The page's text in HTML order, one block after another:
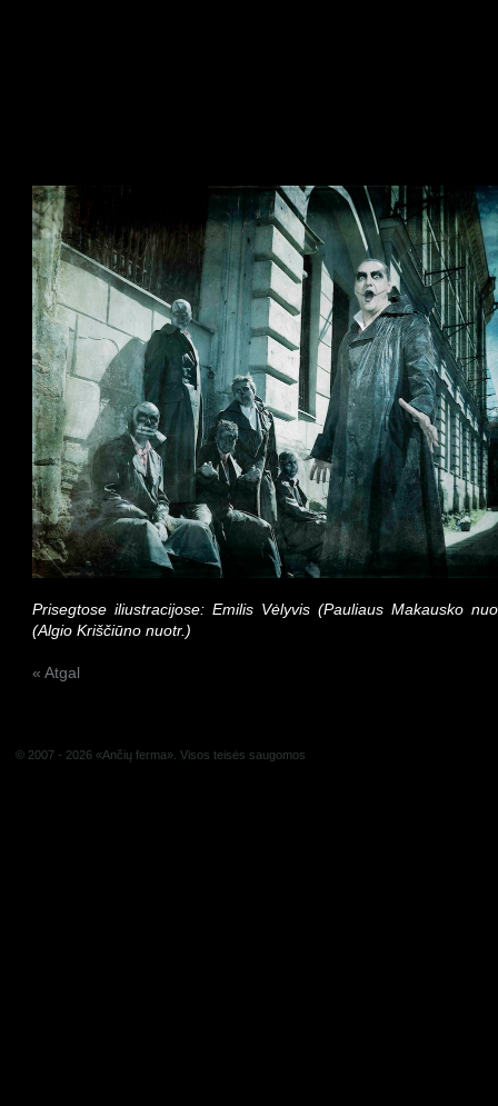
Prisegtose iliustracijose: Emilis Vėlyvis (Pauliaus Makausko
(Algio Kriščiūno nuotr.)
« Atgal
© 2007 - 2026 «Ančių ferma». Visos teisės saugomos